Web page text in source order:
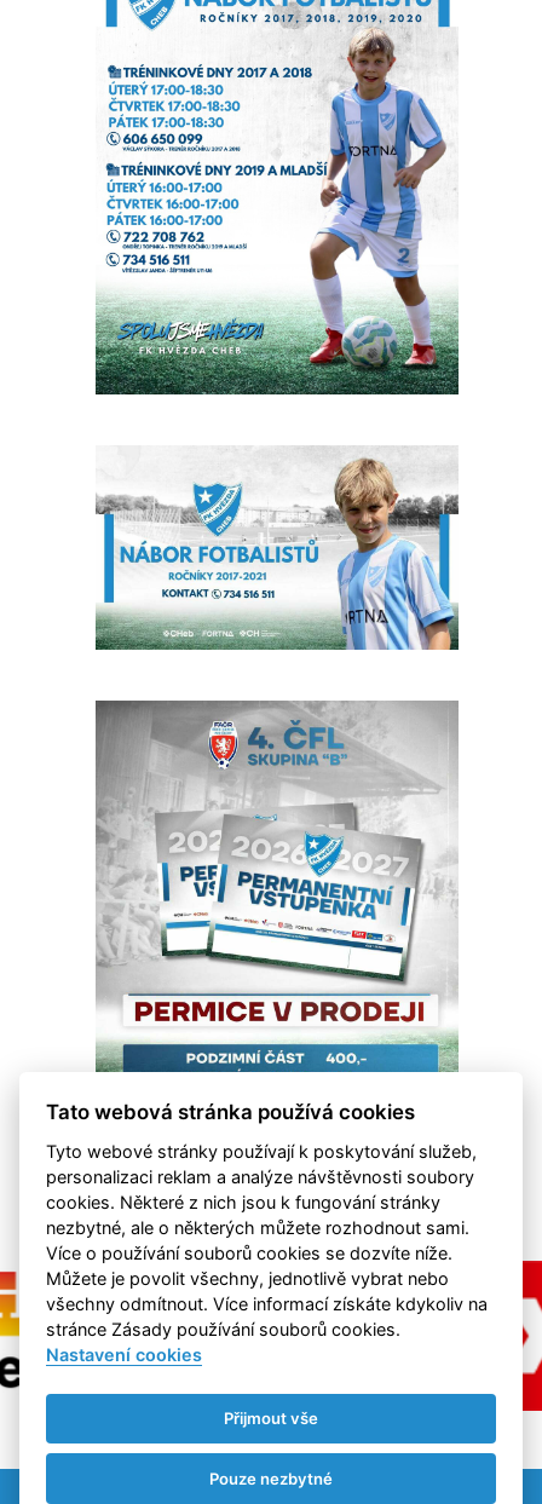
Tato webová stránka používá cookies
Tyto webové stránky používají k poskytování služeb,
personalizaci reklam a analýze návštěvnosti soubory
cookies. Některé z nich jsou k fungování stránky
nezbytné, ale o některých můžete rozhodnout sami.
Více o používání souborů cookies se dozvíte níže.
Můžete je povolit všechny, jednotlivě vybrat nebo
všechny odmítnout. Více informací získáte kdykoliv na
stránce Zásady používání souborů cookies.
Nastavení cookies
Přijmout vše
Pouze nezbytné